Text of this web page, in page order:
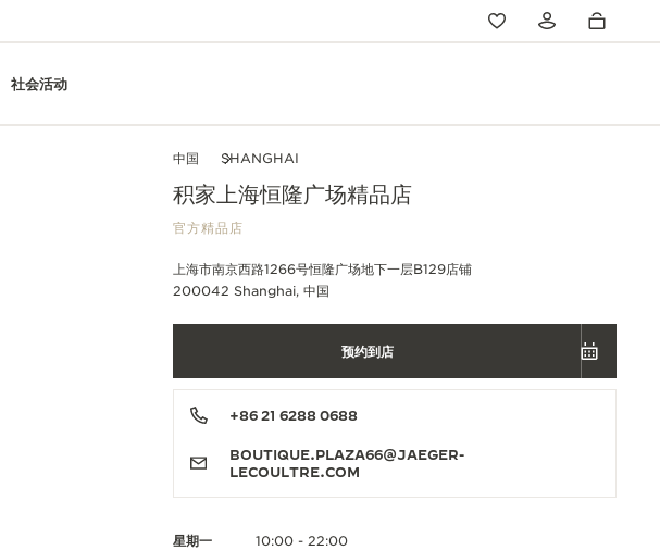
社会活动
中国 SHANGHAI
积家上海恒隆广场精品店
官方精品店
上海市南京西路1266号恒隆广场地下一层B129店铺
200042 Shanghai, 中国
预约到店
+86 21 6288 0688
BOUTIQUE.PLAZA66@JAEGER-
LECOULTRE.COM
星期一
10:00 - 22:00